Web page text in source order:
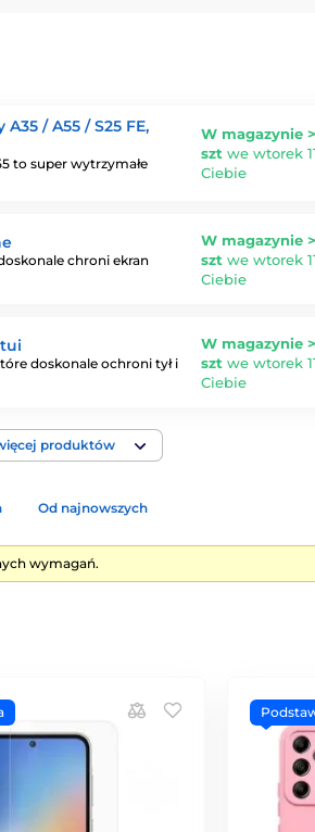
/ A55 / S25 FE,
to super wytrzymałe
W magazynie
szt we wtorek
Ciebie
chroni ekran
W magazynie
szt we wtorek
Ciebie
doskonale ochroni tył i
W magazynie
szt we wtorek
Ciebie
produktów
Od najnowszych
wymagań.